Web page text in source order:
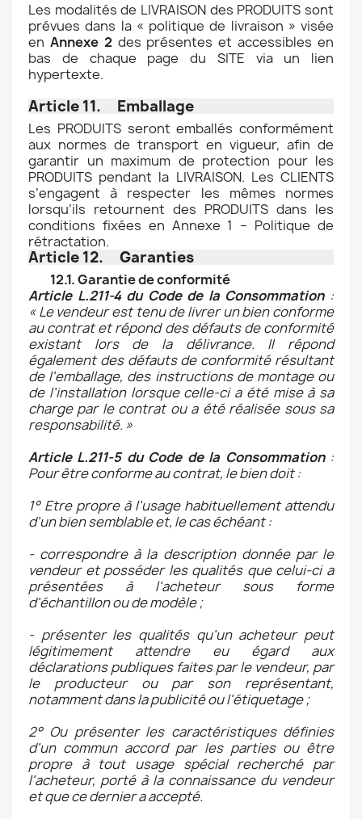
Les modalités de LIVRAISON des PRODUITS sont
prévues dans la « politique de livraison » visée
en Annexe 2des présentes et accessibles en
bas de chaque page du SITE via un lien
hypertexte.
Article 11. Emballage
Les PRODUITS seront emballés conformément
aux normes de transport en vigueur, afin de
garantir un maximum de protection pour les
PRODUITS pendant la LIVRAISON. Les CLIENTS
s’engagent à respecter les mêmes normes
lorsqu’ils retournent des PRODUITS dans les
conditions fixées en Annexe 1 – Politique de
rétractation.
Article 12. Garanties
12.1. Garantie de conformité
Article L.211-4 du Code de la Consommation:
« Le vendeur est tenu de livrer un bien conforme
au contrat et répond des défauts de conformité
existant lors de la délivrance. Il répond
également des défauts de conformité résultant
de l'emballage, des instructions de montage ou
de l'installation lorsque celle-ci a été mise à sa
charge par le contrat ou a été réalisée sous sa
responsabilité. »
Article L.211-5 du Code de la Consommation:
Pour être conforme au contrat, le bien doit :
1° Etre propre à l'usage habituellement attendu
d'un bien semblable et, le cas échéant :
- correspondre à la description donnée par le
vendeur et posséder les qualités que celui-ci a
présentées à l'acheteur sous forme
d'échantillon ou de modèle ;
- présenter les qualités qu'un acheteur peut
légitimement attendre eu égard aux
déclarations publiques faites par le vendeur, par
le producteur ou par son représentant,
notamment dans la publicité ou l'étiquetage ;
2° Ou présenter les caractéristiques définies
d'un commun accord par les parties ou être
propre à tout usage spécial recherché par
l'acheteur, porté à la connaissance du vendeur
et que ce dernier a accepté.